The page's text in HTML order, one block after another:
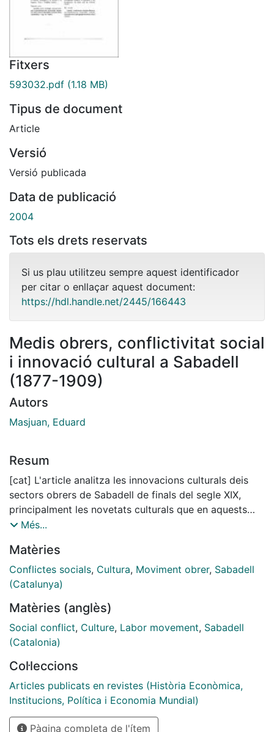
Fitxers
593032.pdf (1.18 MB)
Tipus de document
Article
Versió
Versió publicada
Data de publicació
2004
Tots els drets reservats
Si us plau utilitzeu sempre aquest identificador
per citar o enllaçar aquest document:
https://hdl.handle.net/2445/166443
Medis obrers, conflictivitat social
i innovació cultural a Sabadell
(1877-1909)
Autors
Masjuan, Eduard
Resum
[cat] L'article analitza les innovacions culturals deis
sectors obrers de Sabadell de finals del segle XIX,
principalment les novetats culturals que en aquests
anys arriben a la ciutat procedents d'Europa: el teatre
immediata, el neomalthusianisme de Paul Robin, i el
nou corrent de l'ensenyament integral. Els medis
obrers de la ciutat trencaren amb tot tipus de tradició
catòlic, de tanta presencia a la ciutat-fàbrica, estava
disposat a mantenir, fins i tot quan ja estava establert
un marc de relacions de producció capitalista. Això
Sabadell d'una suposada entente cordiale entre
classes. Ben al contrari, l'article sosté que l'obrerisme
de Sabadell fou pioner a Catalunya i Espanya en la
preparació d'alguns deis desencadenants de la
transició demogràfica, en oposició a la burgesia,
Més...
Matèries
Conflictes socials, Cultura, Moviment obrer, Sabadell
(Catalunya)
Matèries (anglès)
Social conflict, Culture, Labor movement, Sabadell
(Catalonia)
Col·leccions
Articles publicats en revistes (Història Econòmica,
Institucions, Política i Economia Mundial)
Pàgina completa de l'ítem